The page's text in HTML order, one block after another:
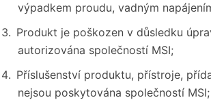
výpadkem proudu, vadným
Produkt je poškozen v důsledku
autorizována společností MSI;
Příslušenství produktu, přístroje,
nejsou poskytována společností MSI;